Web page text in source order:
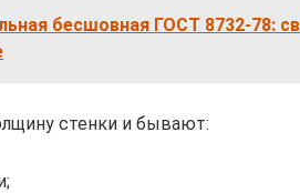
бесшовная ГОСТ 8732-78:
стенки и бывают: